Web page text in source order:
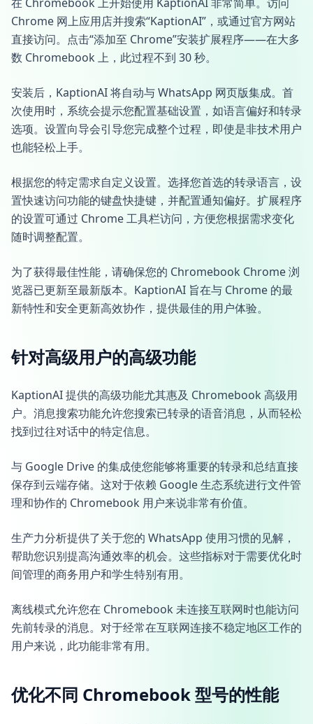
Chrome 网上应用店并搜索“KaptionAI”，或通过官方网站
直接访问。点击“添加至 Chrome”安装扩展程序——在大多
数 Chromebook 上，此过程不到 30 秒。
安装后，KaptionAI 将自动与 WhatsApp 网页版集成。首
次使用时，系统会提示您配置基础设置，如语言偏好和转录
选项。设置向导会引导您完成整个过程，即使是非技术用户
也能轻松上手。
根据您的特定需求自定义设置。选择您首选的转录语言，设
置快速访问功能的键盘快捷键，并配置通知偏好。扩展程序
的设置可通过 Chrome 工具栏访问，方便您根据需求变化
随时调整配置。
为了获得最佳性能，请确保您的 Chromebook Chrome 浏
览器已更新至最新版本。KaptionAI 旨在与 Chrome 的最
新特性和安全更新高效协作，提供最佳的用户体验。
针对高级用户的高级功能
KaptionAI 提供的高级功能尤其惠及 Chromebook 高级用
户。消息搜索功能允许您搜索已转录的语音消息，从而轻松
找到过往对话中的特定信息。
与 Google Drive 的集成使您能够将重要的转录和总结直接
保存到云端存储。这对于依赖 Google 生态系统进行文件管
理和协作的 Chromebook 用户来说非常有价值。
生产力分析提供了关于您的 WhatsApp 使用习惯的见解，
帮助您识别提高沟通效率的机会。这些指标对于需要优化时
间管理的商务用户和学生特别有用。
离线模式允许您在 Chromebook 未连接互联网时也能访问
先前转录的消息。对于经常在互联网连接不稳定地区工作的
用户来说，此功能非常有用。
优化不同 Chromebook 型号的性能